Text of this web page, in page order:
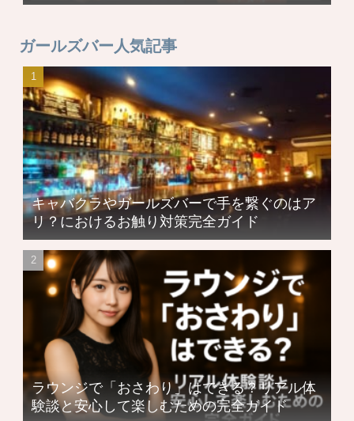
ガールズバー人気記事
キャバクラやガールズバーで手を繋ぐのはア
リ？におけるお触り対策完全ガイド
ラウンジで「おさわり」はできる？リアル体
験談と安心して楽しむための完全ガイド